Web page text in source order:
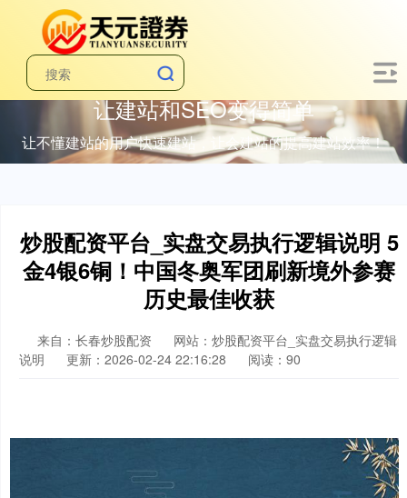
让建站和SEO变得简单
让不懂建站的用户快速建站，让会建站的提高建站效率！
炒股配资平台_实盘交易执行逻辑说明 5
金4银6铜！中国冬奥军团刷新境外参赛
历史最佳收获
来自：长春炒股配资
网站：炒股配资平台_实盘交易执行逻辑
说明
更新：2026-02-24 22:16:28 阅读：90